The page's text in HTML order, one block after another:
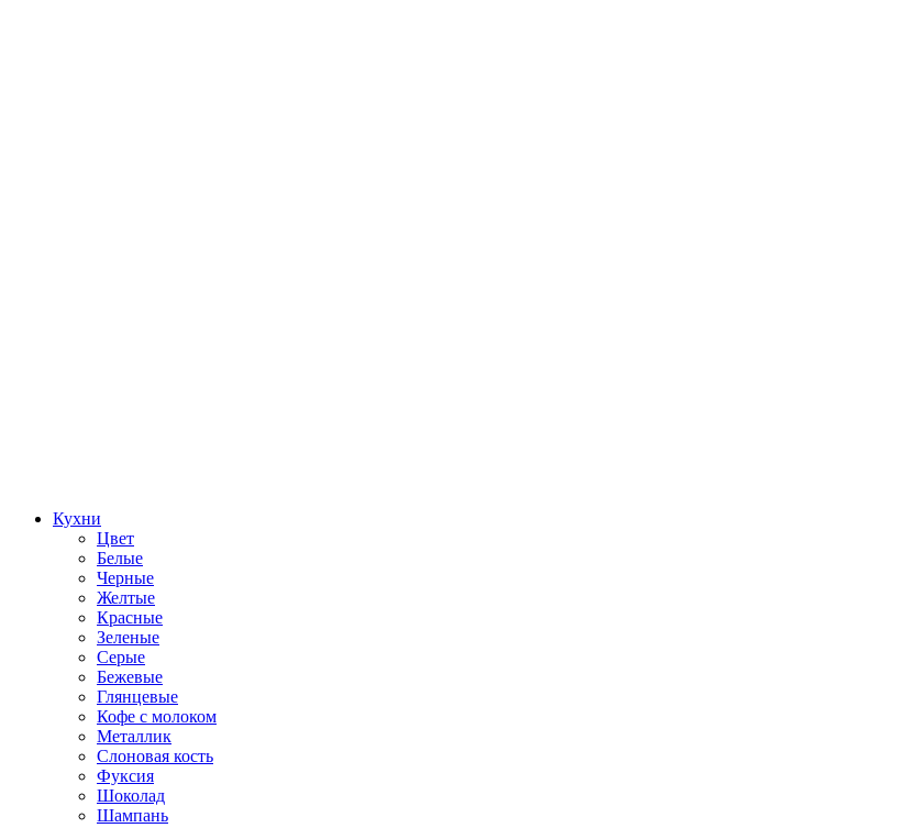
Кухни
Цвет
Белые
Черные
Желтые
Красные
Зеленые
Серые
Бежевые
Глянцевые
Кофе с молоком
Металлик
Слоновая кость
Фуксия
Шоколад
Шампань